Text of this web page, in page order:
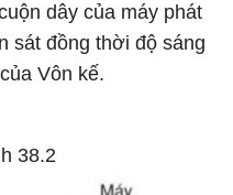
dây của máy phát
sát đồng thời độ sáng
Vôn kế.
38.2